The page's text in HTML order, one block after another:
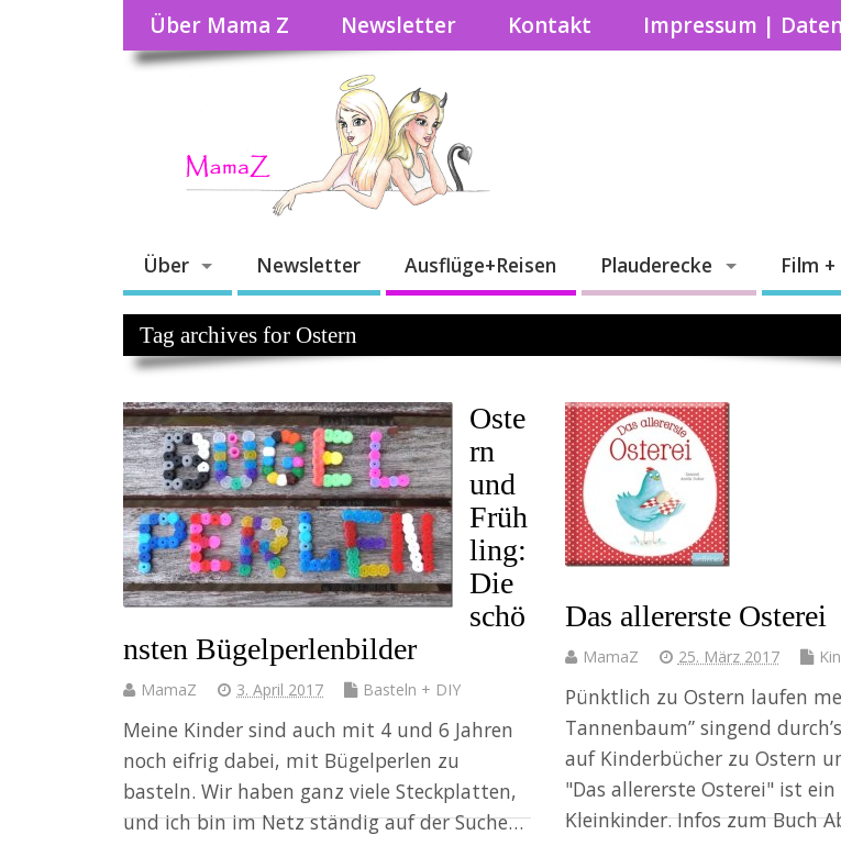
Über Mama Z Newsletter Kontakt Impressum |
Über Newsletter Ausflüge+Reisen Plauderecke Film
Tag archives for Ostern
Oste
rn
und
Früh
ling:
Die
schö
nsten Bügelperlenbilder
MamaZ 3. April 2017 Basteln + DIY
Meine Kinder sind auch mit 4 und 6 Jahren
noch eifrig dabei, mit Bügelperlen zu
basteln. Wir haben ganz viele Steckplatten,
und ich bin im Netz ständig auf der Suche…
Das allererste Osterei
MamaZ 25. März 2017
Pünktlich zu Ostern laufen
Tannenbaum” singend
auf Kinderbücher zu Ostern
"Das allererste Osterei" ist
Kleinkinder. Infos zum Buch